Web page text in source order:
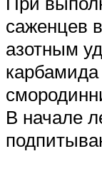
саженцев
азотным
карбамида
В начале